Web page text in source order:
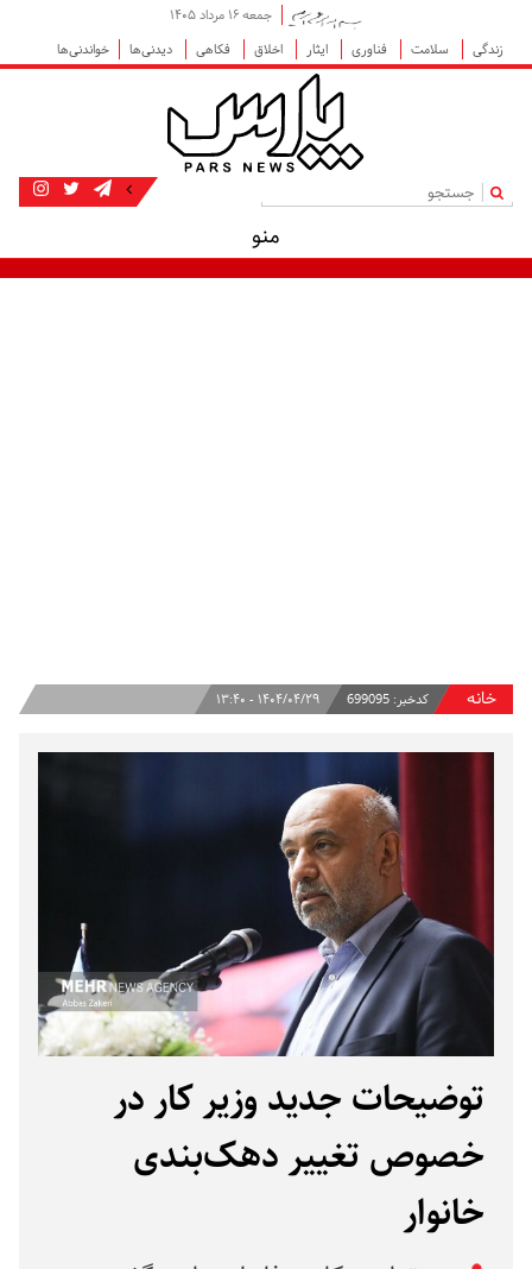
جمعه ۱۶ مرداد ۱۴۰۵
زندگی
سلامت فناوری ایثار اخلاق فکاهی دیدنی‌ها خواندنی‌ها
|
منو
خانه کدخبر: 699095 ۱۴۰۴/۰۴/۲۹ - ۱۳:۴۰
توضیحات جدید وزیر کار در
خصوص تغییر دهک‌بندی
خانوار